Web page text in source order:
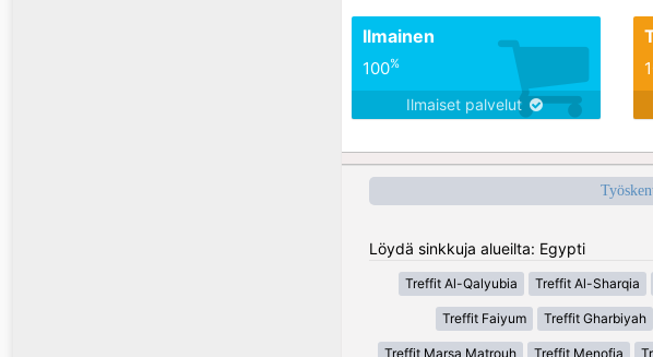
Ilmainen
100%
Ilmaiset palvelut
Löydä sinkkuja alueilta: Egypti
Treffit Al-Qalyubia Treffit Al-Sharqia
Treffit Faiyum Treffit Gharbiyah
Treffit Marsa Matrouh Treffit Menofia